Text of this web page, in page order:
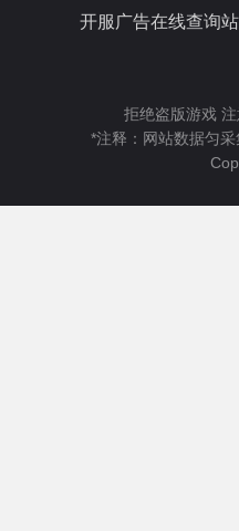
开服广告在线查
拒绝盗版游戏
*注释：网站数据匀